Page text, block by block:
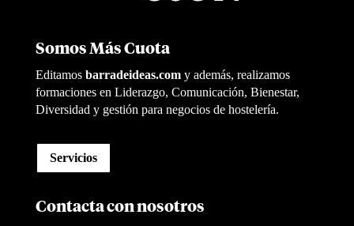
Somos Más Cuota
Editamosbarradeideas.com y además, realizamos
formaciones en Liderazgo, Comunicación, Bienestar,
Diversidad y gestión para negocios de hostelería.
Servicios
Contacta con nosotros